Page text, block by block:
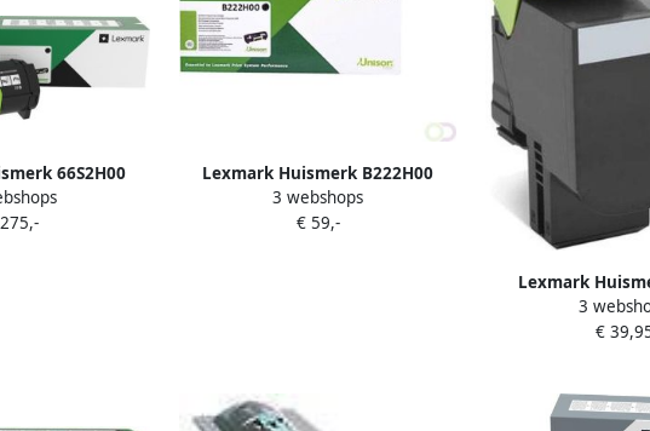
66S2H00
Capaciteit
Lexmark Huismerk B222H00
Toner Zwart Hoge Capaciteit
3 webshops
€ 59,-
Lexmark
(80C2HK0) Toner
3
€